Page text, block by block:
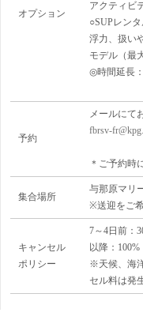
オプション
アクティビ
○SUPレン
浮力、扱い
モデル（最
◎時間延長
予約
メールにて
fbrsv-
＊ご予約時
集合場所
与那原マリ
※送迎をご
キャンセル
ポリシー
7～4日前：
以降：100%
※天候、海
セル料は発